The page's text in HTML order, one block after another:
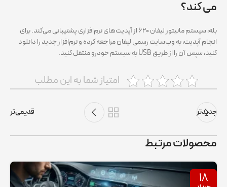
می‌ کند؟
بله، سیستم مانیتور لیفان ۶۲۰ از آپدیت‌های نرم‌افزاری پشتیبانی می‌کند. برای
انجام آپدیت، به وب‌سایت رسمی لیفان مراجعه کرده و نرم‌افزار جدید را دانلود
کنید، سپس آن را از طریق USB به سیستم خودرو منتقل کنید.
امتیاز شما به این مطلب
جدیدتر قدیمی‌تر
محصولات مرتبط
۱۸